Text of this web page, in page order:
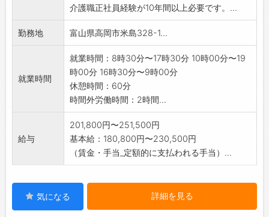
介護職正社員経験が10年間以上必要です。...
勤務地 富山県高岡市米島328-1...
就業時間
就業時間：8時30分〜17時30分 10時00分〜19
時00分 16時30分〜9時00分
休憩時間：60分
時間外労働時間：2時間...
給与
201,800円〜251,500円
基本給：180,800円〜230,500円
（賃金・手当_定額的に支払われる手当）...
気になる 詳細を見る